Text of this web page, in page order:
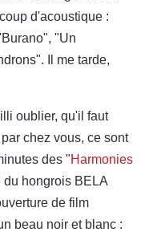
d'acoustique :
"Un
Il me tarde,
oublier, qu'il faut
chez vous, ce sont
des "Harmonies
du hongrois BELA
de film
beau noir et blanc :